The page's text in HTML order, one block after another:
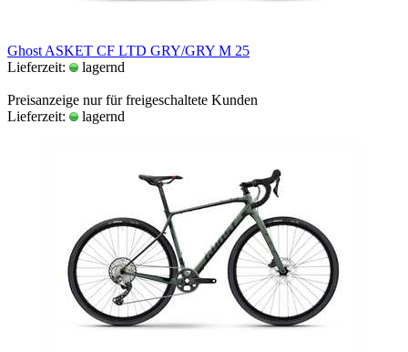
Ghost ASKET CF LTD GRY/GRY M 25
Lieferzeit:
lagernd
Preisanzeige nur für freigeschaltete Kunden
Lieferzeit:
lagernd